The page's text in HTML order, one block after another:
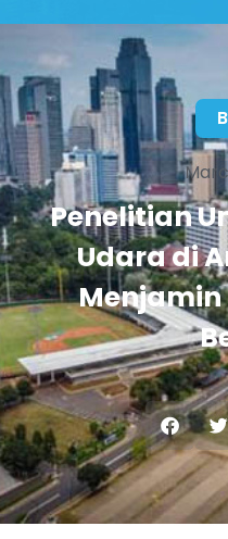
Penelitian
Udara di
Menjamin